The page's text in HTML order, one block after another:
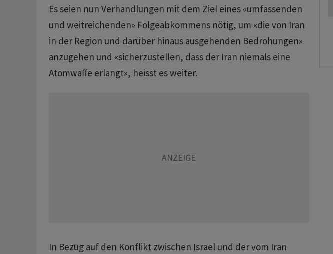
Es seien nun Verhandlungen mit dem Ziel eines «umfassenden
und weitreichenden» Folgeabkommens nötig, um «die von Iran
in der Region und darüber hinaus ausgehenden Bedrohungen»
anzugehen und «sicherzustellen, dass der Iran niemals eine
Atomwaffe erlangt», heisst es weiter.
In Bezug auf den Konflikt zwischen Israel und der vom Iran